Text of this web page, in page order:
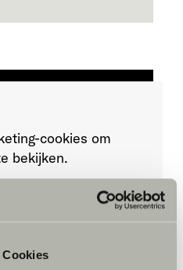
Cookies
cookies om
bekijken.